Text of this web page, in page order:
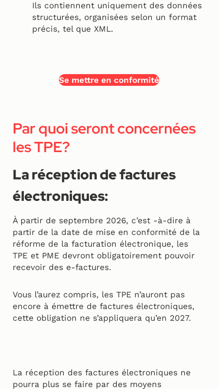
Ils contiennent uniquement des données
structurées, organisées selon un format
précis, tel que XML.
Se mettre en conformité
Par quoi seront concernées
les TPE?
La réception de factures
électroniques:
À partir de septembre 2026, c’est -à-dire à
partir de la date de mise en conformité de la
réforme de la facturation électronique, les
TPE et PME devront obligatoirement pouvoir
recevoir des e-factures.
Vous l’aurez compris, les TPE n’auront pas
encore à émettre de factures électroniques,
cette obligation ne s’appliquera qu’en 2027.
La réception des factures électroniques ne
pourra plus se faire par des moyens